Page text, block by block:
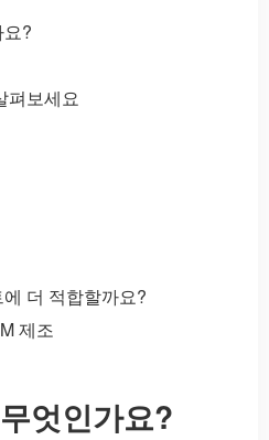
?
펴보세요
더 적합할까요?
제조
엇인가요?